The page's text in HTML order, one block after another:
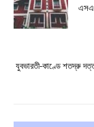
যুবভারতী-কাণ্ডে শতদ্রু